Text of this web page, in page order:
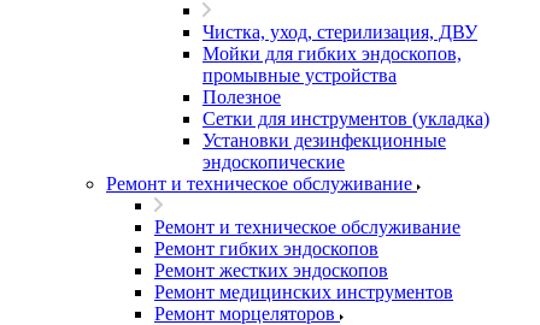
Чистка, уход, стерилизация, ДВУ
Мойки для гибких эндоскопов,
промывные устройства
Полезное
Сетки для инструментов (укладка)
Установки дезинфекционные
эндоскопические
Ремонт и техническое обслуживание
Ремонт и техническое обслуживание
Ремонт гибких эндоскопов
Ремонт жестких эндоскопов
Ремонт медицинских инструментов
Ремонт морцеляторов